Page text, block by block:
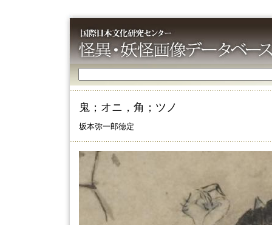
鬼；オニ，角；ツノ
坂本弥一郎徳定